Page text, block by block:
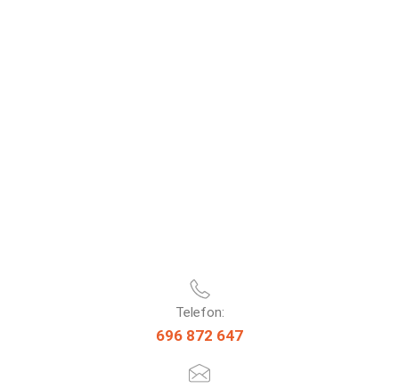
Telefon:
696 872 647